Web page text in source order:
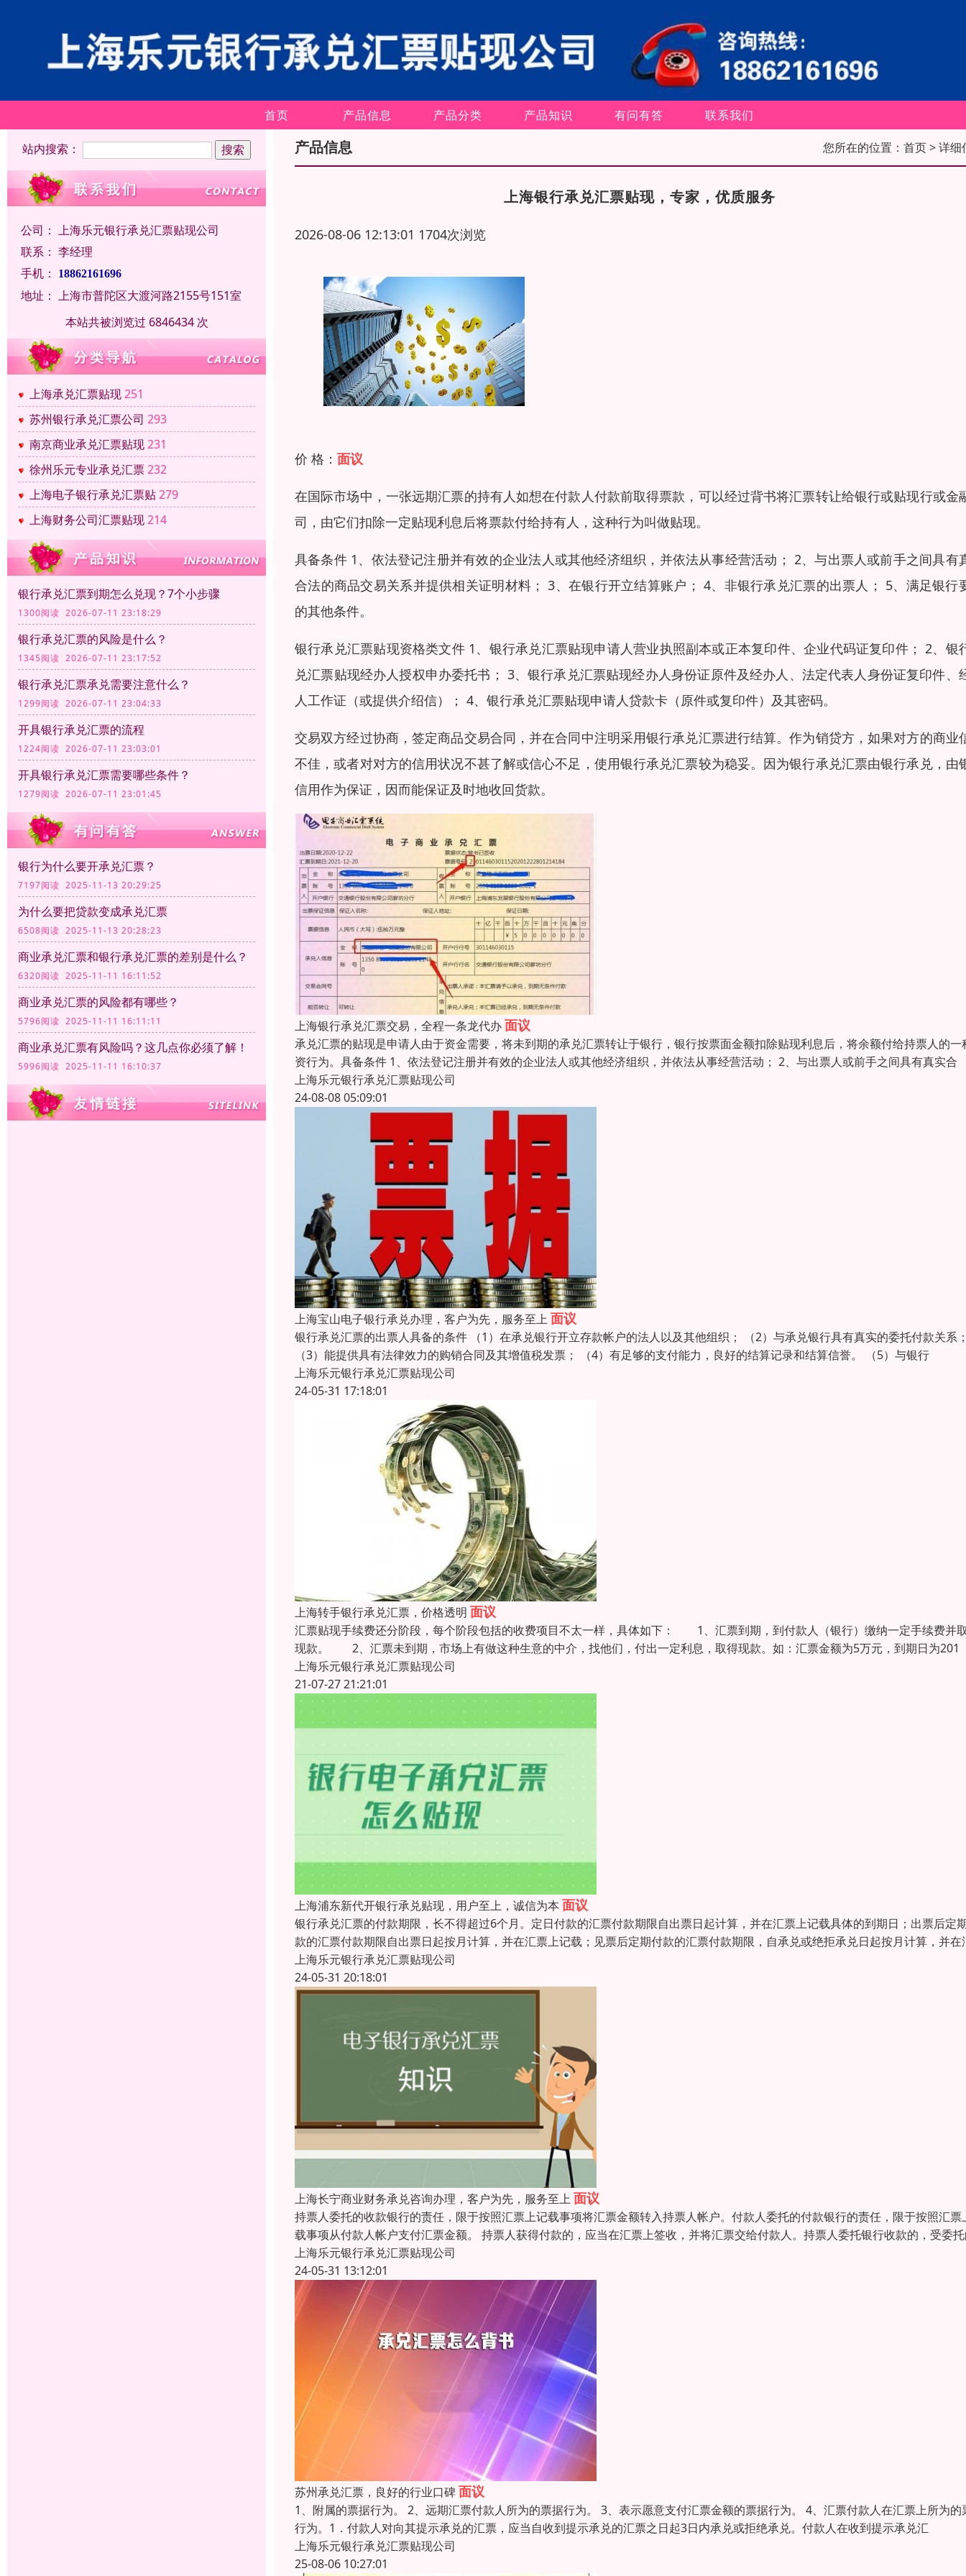
首页 产品信息 产品分类 产品知识 有问有答 联系我们
站内搜索：
公司： 上海乐元银行承兑汇票贴现公司
联系： 李经理
手机：
18862161696
地址： 上海市普陀区大渡河路2155号151室
本站共被浏览过 6846434 次
上海承兑汇票贴现251
苏州银行承兑汇票公司 293
南京商业承兑汇票贴现231
徐州乐元专业承兑汇票232
上海电子银行承兑汇票贴279
上海财务公司汇票贴现214
银行承兑汇票到期怎么兑现？7个小步骤
1300阅读 2026-07-11 23:18:29
银行承兑汇票的风险是什么？
1345阅读 2026-07-11 23:17:52
银行承兑汇票承兑需要注意什么？
1299阅读 2026-07-11 23:04:33
开具银行承兑汇票的流程
1224阅读 2026-07-11 23:03:01
开具银行承兑汇票需要哪些条件？
1279阅读 2026-07-11 23:01:45
银行为什么要开承兑汇票？
7197阅读 2025-11-13 20:29:25
为什么要把贷款变成承兑汇票
6508阅读 2025-11-13 20:28:23
商业承兑汇票和银行承兑汇票的差别是什么？
6320阅读 2025-11-11 16:11:52
商业承兑汇票的风险都有哪些？
5796阅读 2025-11-11 16:11:11
商业承兑汇票有风险吗？这几点你必须了解！
5996阅读 2025-11-11 16:10:37
产品信息 您所在的位置： 首页> 详细
上海银行承兑汇票贴现，专家，优质服务
2026-08-06 12:13:01 1704次浏览
价 格： 面议
在国际市场中，一张远期汇票的持有人如想在付款人付款前取得票款，可以经过背书将汇票转让给银行或贴现行或金
司，由它们扣除一定贴现利息后将票款付给持有人，这种行为叫做贴现。
具备条件 1、依法登记注册并有效的企业法人或其他经济组织，并依法从事经营活动； 2、与出票人或前手之间具有
合法的商品交易关系并提供相关证明材料； 3、在银行开立结算账户； 4、非银行承兑汇票的出票人； 5、满足银行
的其他条件。
银行承兑汇票贴现资格类文件 1、银行承兑汇票贴现申请人营业执照副本或正本复印件、企业代码证复印件； 2、银
兑汇票贴现经办人授权申办委托书； 3、银行承兑汇票贴现经办人身份证原件及经办人、法定代表人身份证复印件、
人工作证（或提供介绍信）； 4、银行承兑汇票贴现申请人贷款卡（原件或复印件）及其密码。
交易双方经过协商，签定商品交易合同，并在合同中注明采用银行承兑汇票进行结算。作为销贷方，如果对方的商业
不佳，或者对对方的信用状况不甚了解或信心不足，使用银行承兑汇票较为稳妥。因为银行承兑汇票由银行承兑，由
信用作为保证，因而能保证及时地收回货款。
上海银行承兑汇票交易，全程一条龙代办面议
承兑汇票的贴现是申请人由于资金需要，将未到期的承兑汇票转让于银行，银行按票面金额扣除贴现利息后，将余额付给持票人的一
资行为。具备条件 1、依法登记注册并有效的企业法人或其他经济组织，并依法从事经营活动； 2、与出票人或前手之间具有真实合
上海乐元银行承兑汇票贴现公司
24-08-08 05:09:01
上海宝山电子银行承兑办理，客户为先，服务至上 面议
银行承兑汇票的出票人具备的条件 （1）在承兑银行开立存款帐户的法人以及其他组织； （2）与承兑银行具有真实的委托付款关系
（3）能提供具有法律效力的购销合同及其增值税发票； （4）有足够的支付能力，良好的结算记录和结算信誉。 （5）与银行
上海乐元银行承兑汇票贴现公司
24-05-31 17:18:01
上海转手银行承兑汇票，价格透明 面议
汇票贴现手续费还分阶段，每个阶段包括的收费项目不太一样，具体如下： 1、汇票到期，到付款人（银行）缴纳一定手续费并
现款。 2、汇票未到期，市场上有做这种生意的中介，找他们，付出一定利息，取得现款。如：汇票金额为5万元，到期日为201
上海乐元银行承兑汇票贴现公司
21-07-27 21:21:01
上海浦东新代开银行承兑贴现，用户至上，诚信为本 面议
银行承兑汇票的付款期限，长不得超过6个月。定日付款的汇票付款期限自出票日起计算，并在汇票上记载具体的到期日；出票后定
款的汇票付款期限自出票日起按月计算，并在汇票上记载；见票后定期付款的汇票付款期限，自承兑或绝拒承兑日起按月计算，并在
上海乐元银行承兑汇票贴现公司
24-05-31 20:18:01
上海长宁商业财务承兑咨询办理，客户为先，服务至上 面议
持票人委托的收款银行的责任，限于按照汇票上记载事项将汇票金额转入持票人帐户。付款人委托的付款银行的责任，限于按照汇票
载事项从付款人帐户支付汇票金额。 持票人获得付款的，应当在汇票上签收，并将汇票交给付款人。持票人委托银行收款的，受委
上海乐元银行承兑汇票贴现公司
24-05-31 13:12:01
苏州承兑汇票，良好的行业口碑面议
1、附属的票据行为。 2、远期汇票付款人所为的票据行为。 3、表示愿意支付汇票金额的票据行为。 4、汇票付款人在汇票上所为的
行为。1．付款人对向其提示承兑的汇票，应当自收到提示承兑的汇票之日起3日内承兑或拒绝承兑。付款人在收到提示承兑汇
上海乐元银行承兑汇票贴现公司
25-08-06 10:27:01